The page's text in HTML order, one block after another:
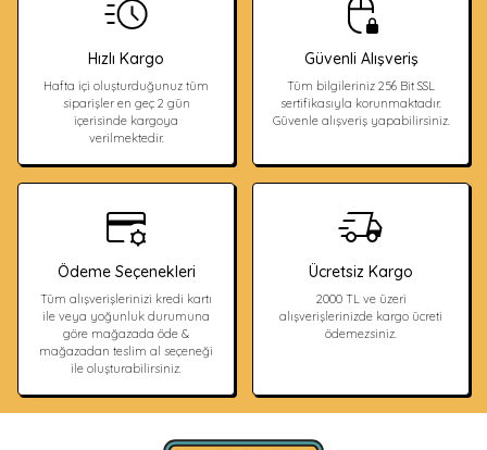
Hızlı Kargo
Hafta içi oluşturduğunuz tüm
siparişler en geç 2 gün
içerisinde kargoya
verilmektedir.
Güvenli Alışveriş
Tüm bilgileriniz 256 Bit SSL
sertifikasıyla korunmaktadır.
Güvenle alışveriş yapabilirsiniz.
Ödeme Seçenekleri
Tüm alışverişlerinizi kredi kartı
ile veya yoğunluk durumuna
göre mağazada öde &
mağazadan teslim al seçeneği
ile oluşturabilirsiniz.
Ücretsiz Kargo
2000 TL ve üzeri
alışverişlerinizde kargo ücreti
ödemezsiniz.